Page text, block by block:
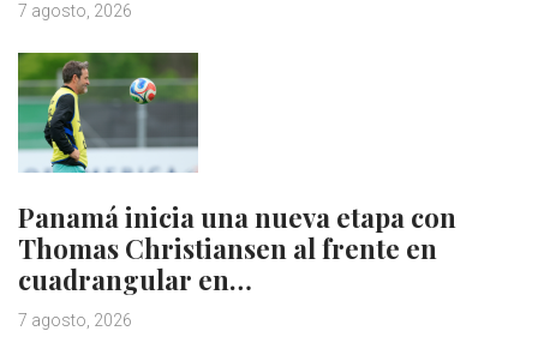
7 agosto, 2026
Panamá inicia una nueva etapa con
Thomas Christiansen al frente en
cuadrangular en…
7 agosto, 2026